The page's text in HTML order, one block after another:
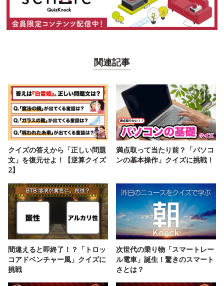
関連記事
クイズの答えから「正しい問題
文」を復元せよ！【逆算クイズ
2】
満点取って当たり前？「パソコ
ンの基本操作」クイズに挑戦！
間違えると即終了！？「トロッ
コアドベンチャー風」クイズに
挑戦
次世代の乗り物「スマートレー
ル電車」誕生！驚きのスマート
さとは？